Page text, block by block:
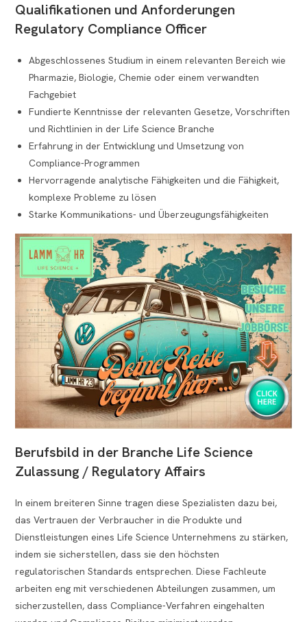
Qualifikationen und Anforderungen
Regulatory Compliance Officer
Abgeschlossenes Studium in einem relevanten Bereich wie
Pharmazie, Biologie, Chemie oder einem verwandten
Fachgebiet
Fundierte Kenntnisse der relevanten Gesetze, Vorschriften
und Richtlinien in der Life Science Branche
Erfahrung in der Entwicklung und Umsetzung von
Compliance-Programmen
Hervorragende analytische Fähigkeiten und die Fähigkeit,
komplexe Probleme zu lösen
Starke Kommunikations- und Überzeugungsfähigkeiten
Berufsbild in der Branche Life Science
Zulassung / Regulatory Affairs
In einem breiteren Sinne tragen diese Spezialisten dazu bei,
das Vertrauen der Verbraucher in die Produkte und
Dienstleistungen eines Life Science Unternehmens zu stärken,
indem sie sicherstellen, dass sie den höchsten
regulatorischen Standards entsprechen. Diese Fachleute
arbeiten eng mit verschiedenen Abteilungen zusammen, um
sicherzustellen, dass Compliance-Verfahren eingehalten